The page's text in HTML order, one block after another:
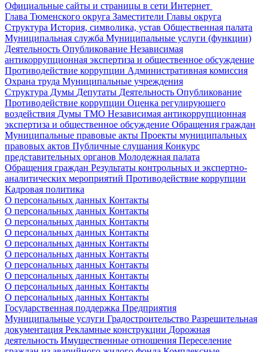
Официальные сайты и страницы в сети Интернет
Глава Тюменского округа Заместители Главы округа
Структура История, символика, устав Общественная палата
Муниципальная служба Муниципальные услуги (функции)
Деятельность Опубликование Независимая
антикоррупционная экспертиза и общественное обсуждение
Противодействие коррупции Административная комиссия
Охрана труда Муниципальные учреждения
Структура Думы Депутаты Деятельность Опубликование
Противодействие коррупции Оценка регулирующего
воздействия Думы ТМО Независимая антикоррупционная
экспертиза и общественное обсуждение Обращения граждан
Муниципальные правовые акты Проекты муниципальных
правовых актов Публичные слушания Конкурс
представительных органов Молодежная палата
Обращения граждан Результаты контрольных и экспертно-
аналитических мероприятий Противодействие коррупции
Кадровая политика
О персональных данных Контакты
О персональных данных Контакты
О персональных данных Контакты
О персональных данных Контакты
О персональных данных Контакты
О персональных данных Контакты
О персональных данных Контакты
О персональных данных Контакты
О персональных данных Контакты
О персональных данных Контакты
Государственная поддержка Предприятия
Муниципальные услуги Градостроительство Разрешительная
документация Рекламные конструкции Дорожная
деятельность Имущественные отношения Переселение